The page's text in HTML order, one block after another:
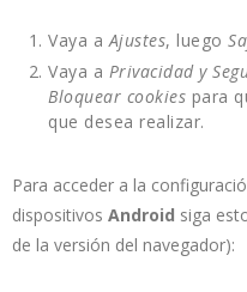
Vaya aAjustes, luego
Vaya a Privacidad y
Bloquear cookies para
que desea realizar.
Para acceder a la
dispositivos Android siga
de la versión del navegador):